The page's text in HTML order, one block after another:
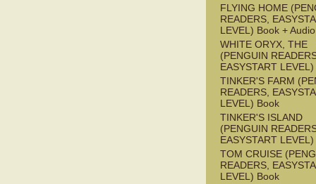
FLYING HOME
READERS,
LEVEL) Book +
WHITE ORYX, THE
(PENGUIN
EASYSTART
TINKER'S FARM
READERS,
LEVEL) Book
TINKER'S ISLAND
(PENGUIN
EASYSTART
TOM CRUISE
READERS,
LEVEL) Book